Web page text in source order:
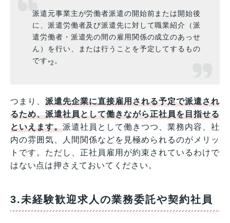
派遣元事業主が労働者派遣の開始前または開始後
に、派遣労働者及び派遣先に対して職業紹介（派
遣労働者・派遣先の間の雇用関係の成立のあっせ
ん）を行い、または行うことを予定してするもの
です*2 。
つまり、派遣先企業に直接雇用される予定で派遣され
るため、派遣社員として働きながら正社員を目指せる
といえます。派遣社員として働きつつ、業務内容、社
内の雰囲気、人間関係などを見極められるのがメリッ
トです。ただし、正社員雇用が約束されているわけで
はない点は押さえておいてください。
3.未経験歓迎求人の業務委託や契約社員